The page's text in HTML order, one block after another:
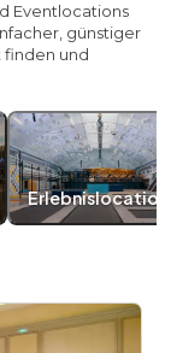
Eventlocations
günstiger
finden und
Erlebnislocation